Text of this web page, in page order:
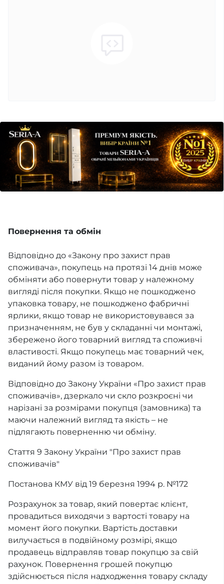
Повернення та обмін
Відповідно до «Закону про захист прав
споживача», покупець на протязі 14 днів може
обміняти або повернути товар у належному
вигляді після покупки. Якщо не пошкоджено
упаковка товару, не пошкоджено фабричні
ярлики, якщо товар не використовувався за
призначенням, не був у складанні чи монтажі,
збережено його товарний вигляд та споживчі
властивості. Якщо покупець має товарний чек,
виданий йому разом із товаром.
Відповідно до Закону України «Про захист прав
споживачів», дзеркало чи скло розкроєні чи
нарізані за розмірами покупця (замовника) та
маючи належний вигляд та якість – не
підлягають поверненню чи обміну.
Стаття 9 Закону України "Про захист прав
споживачів"
Постанова КМУ від 19 березня 1994 р. №172
Розрахунок за товар, який повертає клієнт,
провадиться виходячи з вартості товару на
момент його покупки. Вартість доставки
вилучається в подвійному розмірі, якщо
продавець відправляв товар покупцю за свій
рахунок. Повернення грошей покупцю
здійснюється після надходження товару складу